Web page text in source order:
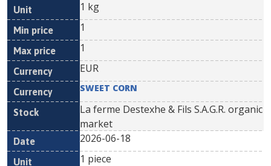
1 kg
1
1
EUR
SWEET CORN
La ferme Destexhe & Fils S.A.G.R. organic
market
2026-06-18
1 piece